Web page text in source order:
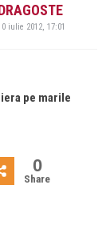
iulie 2012, 17:01
pe marile
0
Share